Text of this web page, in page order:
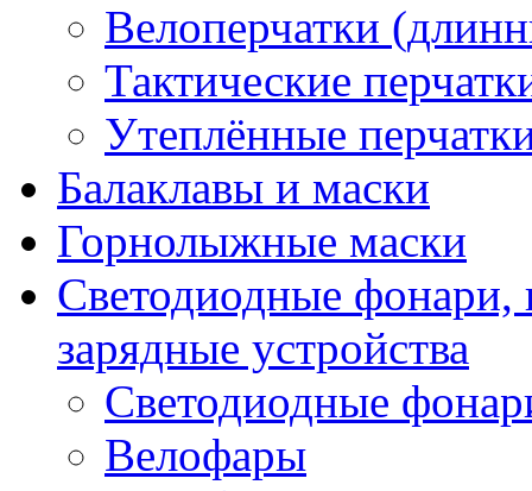
Велоперчатки
Тактические
Утеплённые
Балаклавы и маски
Горнолыжные маски
Светодиодные фонари,
зарядные устройства
Светодиодные
Велофары